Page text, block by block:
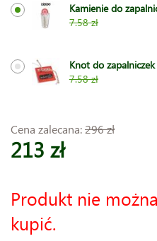
Kamienie do
7.58 zł
Knot do
7.58 zł
Cena zalecana:296 zł
213 zł
Produkt nie
kupić.